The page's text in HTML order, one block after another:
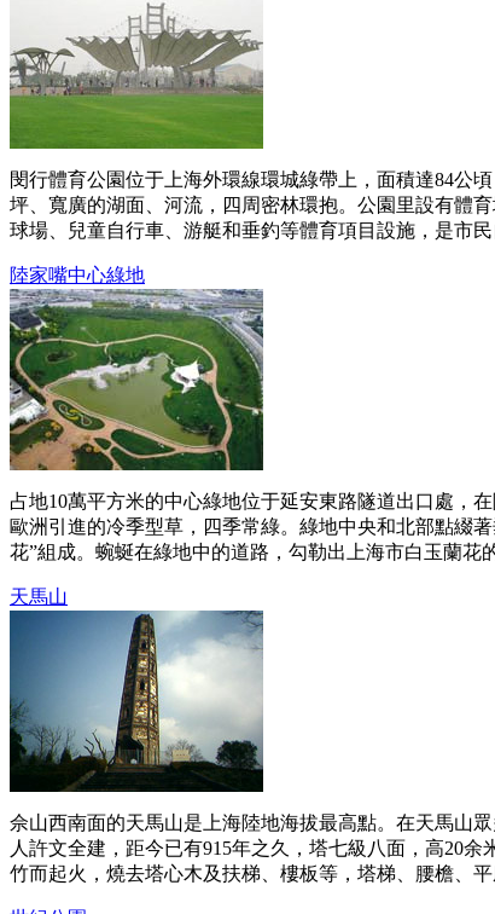
閔行體育公園位于上海外環線環城綠帶上，面積達84公
坪、寬廣的湖面、河流，四周密林環抱。公園里設有體
球場、兒童自行車、游艇和垂釣等體育項目設施，是市
陸家嘴中心綠地
占地10萬平方米的中心綠地位于延安東路隧道出口處，
歐洲引進的冷季型草，四季常綠。綠地中央和北部點綴
花”組成。蜿蜒在綠地中的道路，勾勒出上海市白玉蘭
天馬山
佘山西南面的天馬山是上海陸地海拔最高點。在天馬山
人許文全建，距今已有915年之久，塔七級八面，高20
竹而起火，燒去塔心木及扶梯、樓板等，塔梯、腰檐、